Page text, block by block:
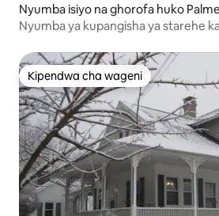
Nyumba isiyo na ghorofa huko
Nyumba ya kupangisha ya starehe
Kipendwa cha wageni
Kipendwa cha wageni